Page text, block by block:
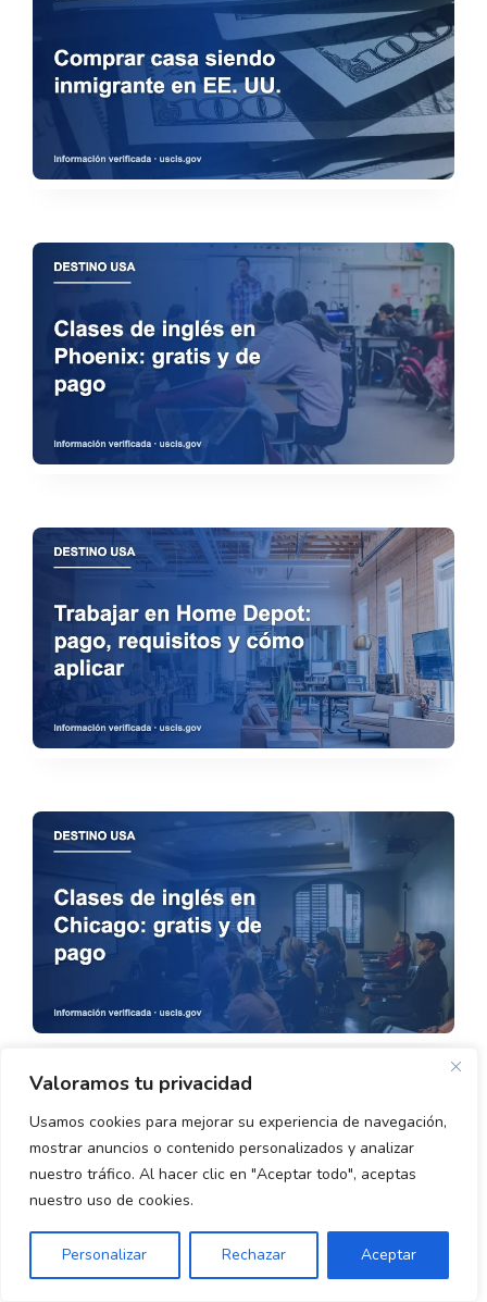
Valoramos tu privacidad
Usamos cookies para mejorar su experiencia de navegación,
mostrar anuncios o contenido personalizados y analizar
nuestro tráfico. Al hacer clic en "Aceptar todo", aceptas
nuestro uso de cookies.
Personalizar Rechazar Aceptar